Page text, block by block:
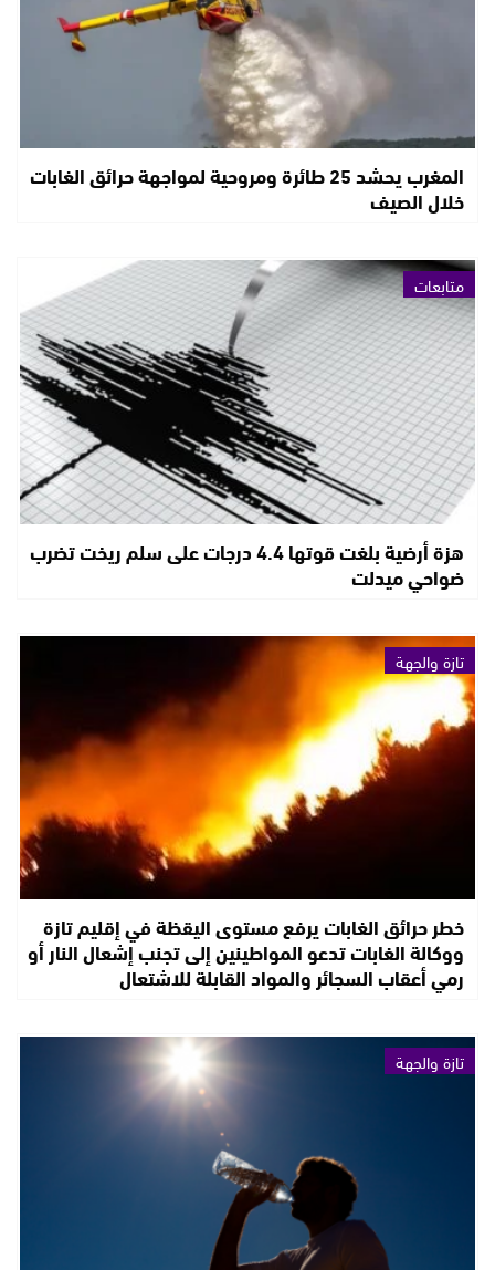
المغرب يحشد 25 طائرة ومروحية لمواجهة حرائق الغابات
خلال الصيف
متابعات
هزة أرضية بلغت قوتها 4.4 درجات على سلم ريخت تضرب
ضواحي ميدلت
تازة والجهة
خطر حرائق الغابات يرفع مستوى اليقظة في إقليم تازة
ووكالة الغابات تدعو المواطينين إلى تجنب إشعال النار أو
رمي أعقاب السجائر والمواد القابلة للاشتعال
تازة والجهة